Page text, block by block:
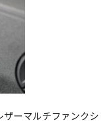
ーマルチファンクシ